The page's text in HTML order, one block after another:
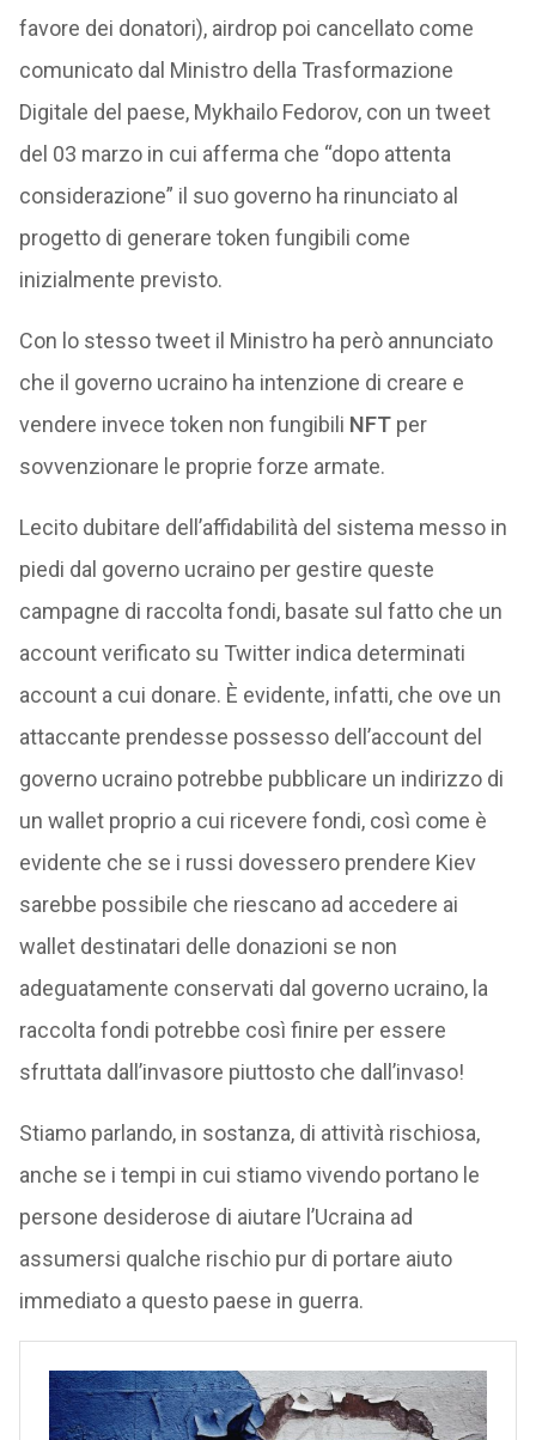
favore dei donatori), airdrop poi cancellato come
comunicato dal Ministro della Trasformazione
Digitale del paese, Mykhailo Fedorov, con un tweet
del 03 marzo in cui afferma che “dopo attenta
considerazione” il suo governo ha rinunciato al
progetto di generare token fungibili come
inizialmente previsto.
Con lo stesso tweet il Ministro ha però annunciato
che il governo ucraino ha intenzione di creare e
vendere invece token non fungibili NFTper
sovvenzionare le proprie forze armate.
Lecito dubitare dell’affidabilità del sistema messo in
piedi dal governo ucraino per gestire queste
campagne di raccolta fondi, basate sul fatto che un
account verificato su Twitter indica determinati
account a cui donare. È evidente, infatti, che ove un
attaccante prendesse possesso dell’account del
governo ucraino potrebbe pubblicare un indirizzo di
un wallet proprio a cui ricevere fondi, così come è
evidente che se i russi dovessero prendere Kiev
sarebbe possibile che riescano ad accedere ai
wallet destinatari delle donazioni se non
adeguatamente conservati dal governo ucraino, la
raccolta fondi potrebbe così finire per essere
sfruttata dall’invasore piuttosto che dall’invaso!
Stiamo parlando, in sostanza, di attività rischiosa,
anche se i tempi in cui stiamo vivendo portano le
persone desiderose di aiutare l’Ucraina ad
assumersi qualche rischio pur di portare aiuto
immediato a questo paese in guerra.